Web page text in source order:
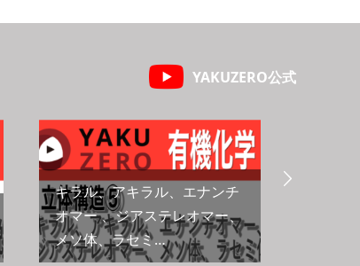
YAKUZERO公式
キラル、アキラル、エナンチ
オマー 、ジアステレオマー、
メソ体、ラセミ…
